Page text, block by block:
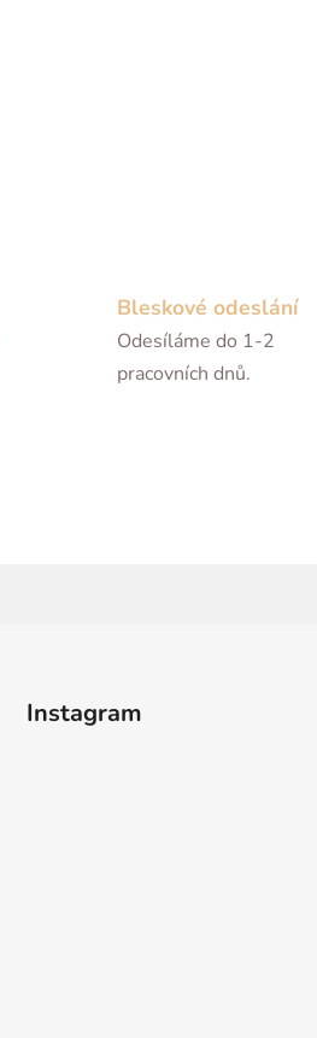
Bleskové odeslání
Odesíláme do 1-2
pracovních dnů.
Instagram